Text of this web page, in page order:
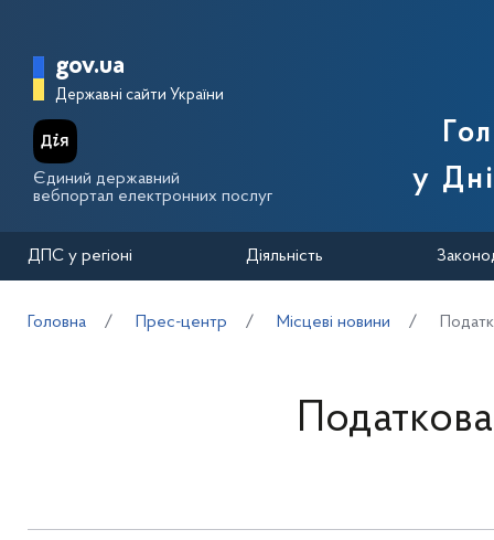
Головна сторінка Державної
gov.ua
Державні сайти України
Єдиний державний
вебпортал електронних послуг
у
ДПС у регіоні Діяльність
Головна Прес-центр Місцеві новини